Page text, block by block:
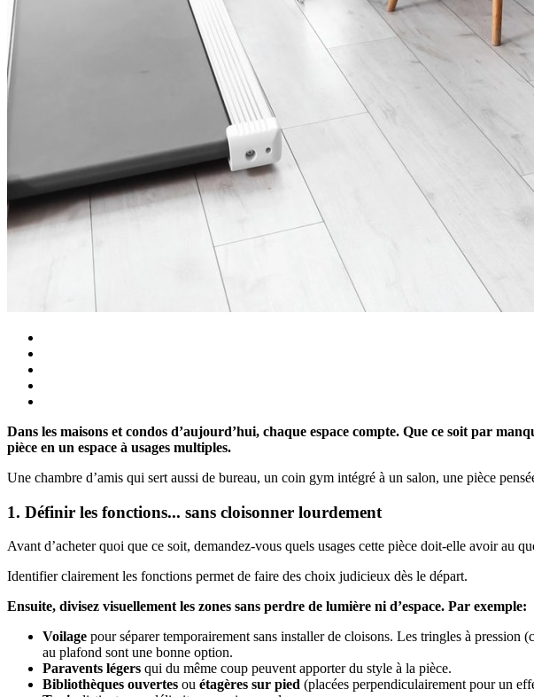
Dans les maisons et condos d’aujourd’hui, chaque espace compte. Que ce soit par
pièce en un espace à usages multiples.
Une chambre d’amis qui sert aussi de bureau, un coin gym intégré à un salon, une pièce
1. Définir les fonctions... sans cloisonner lourdement
Avant d’acheter quoi que ce soit, demandez-vous quels usages cette pièce doit-elle avoir au
Identifier clairement les fonctions permet de faire des choix judicieux dès le départ.
Ensuite, divisez visuellement les zones sans perdre de lumière ni d’espace. Par exemple:
Voilage pour séparer temporairement sans installer de cloisons. Les tringles à
au plafond sont une bonne option.
Paravents légers qui du même coup peuvent apporter du style à la pièce.
Bibliothèques ouvertes ou étagères sur pied (placées perpendiculairement pour un